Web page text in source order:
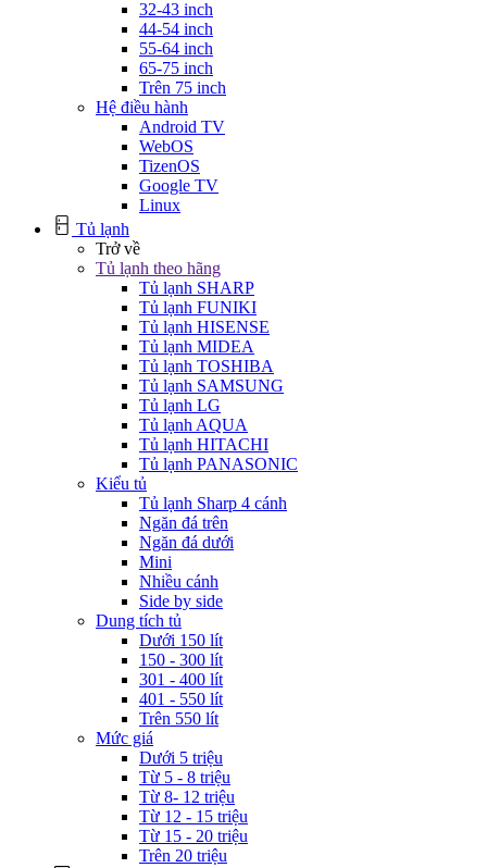
32-43 inch
44-54 inch
55-64 inch
65-75 inch
Trên 75 inch
Hệ điều hành
Android TV
WebOS
TizenOS
Google TV
Linux
Tủ lạnh
Trở về
Tủ lạnh theo hãng
Tủ lạnh SHARP
Tủ lạnh FUNIKI
Tủ lạnh HISENSE
Tủ lạnh MIDEA
Tủ lạnh TOSHIBA
Tủ lạnh SAMSUNG
Tủ lạnh LG
Tủ lạnh AQUA
Tủ lạnh HITACHI
Tủ lạnh PANASONIC
Kiểu tủ
Tủ lạnh Sharp 4 cánh
Ngăn đá trên
Ngăn đá dưới
Mini
Nhiều cánh
Side by side
Dung tích tủ
Dưới 150 lít
150 - 300 lít
301 - 400 lít
401 - 550 lít
Trên 550 lít
Mức giá
Dưới 5 triệu
Từ 5 - 8 triệu
Từ 8- 12 triệu
Từ 12 - 15 triệu
Từ 15 - 20 triệu
Trên 20 triệu